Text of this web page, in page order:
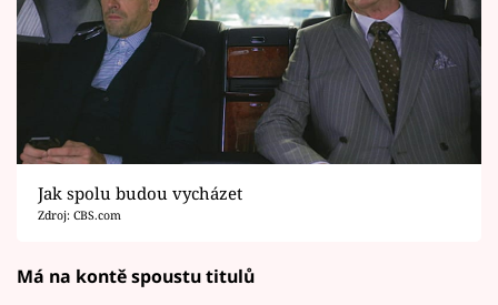
Jak spolu budou vycházet
Zdroj: CBS.com
Má na kontě spoustu titulů